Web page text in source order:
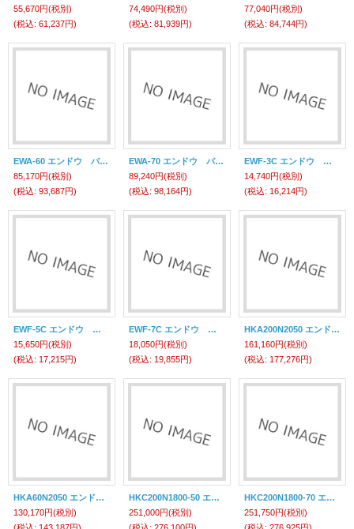
55,670円(税別)
(税込: 61,237円)
74,490円(税別)
(税込: 81,939円)
77,040円(税別)
(税込: 84,744円)
EWA-60 エンドウ バランサー ＥＷＡ－６０ （スプリングバランサー） 遠藤工業(ENDO)
85,170円(税別)
(税込: 93,687円)
EWA-70 エンドウ バランサー ＥＷＡ－７０ （スプリングバランサー） 遠藤工業(ENDO)
89,240円(税別)
(税込: 98,164円)
EWF-3C エンドウ バランサー 遠藤工業(ENDO)
14,740円(税別)
(税込: 16,214円)
EWF-5C エンドウ バランサー 遠藤工業(ENDO)
15,650円(税別)
(税込: 17,215円)
EWF-7C エンドウ バランサー 遠藤工業(ENDO)
18,050円(税別)
(税込: 19,855円)
HKA200N2050 エンドウ ハンリョクキュウシュウアーム 遠藤工業(ENDO)
161,160円(税別)
(税込: 177,276円)
HKA60N2050 エンドウ ハンリョクキュウシュウアーム 遠藤工業(ENDO)
130,170円(税別)
HKC200N1800-50 エンドウ ハンリョクキュウシュウバランサー 遠藤工業(ENDO)
251,000円(税別)
HKC200N1800-70 エンドウ ハンリョクキュウシュウバランサー 遠藤工業(ENDO)
251,750円(税別)